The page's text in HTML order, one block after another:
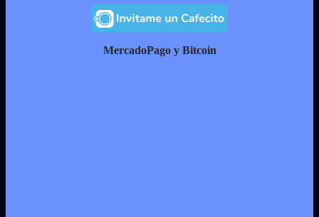
MercadoPago y Bitcoin